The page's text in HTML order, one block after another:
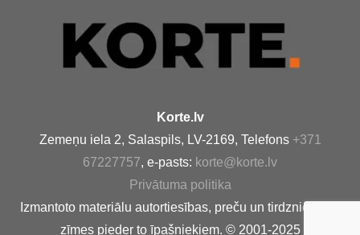
Korte.lv
Zemeņu iela 2, Salaspils, LV-2169, Telefons +371
67227757, e-pasts: korte@korte.lv
Privātuma politika
Izmantoto materiālu autortiesības, preču un tirdzniecības
zīmes pieder to īpašniekiem. © 2001-2025